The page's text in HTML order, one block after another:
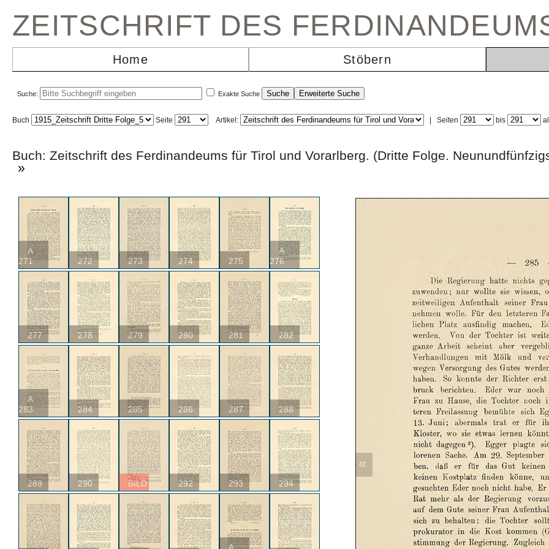
ZEITSCHRIFT DES
Home Stöbern
Suche: Exakte Suche
Buch Seite Artikel: Seiten bis
Buch: Zeitschrift des Ferdinandeums für Tirol und Vorarlberg. (Dritte Folge.
»
A
271
272 273 274 275
A
276
277 278 279 280 281 282
A
283
284 285 286 287 288
289 290 BILD 292 293 294
«